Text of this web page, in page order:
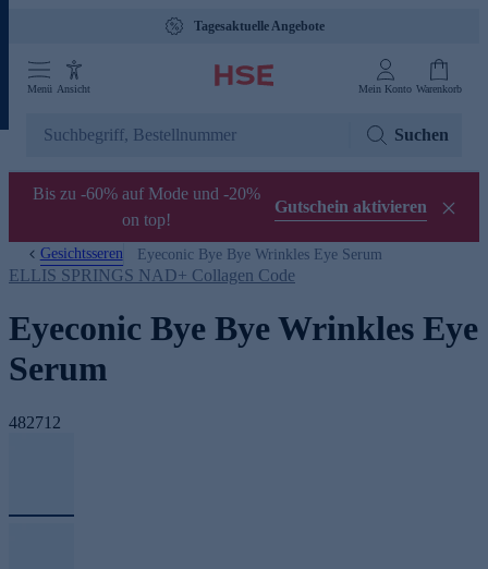
Tagesaktuelle Angebote
Menü Ansicht Mein Konto Warenkorb
Suchen
Bis zu -60% auf Mode und -20%
on top!
Gutschein aktivieren
Gesichtsseren Eyeconic Bye Bye Wrinkles Eye Serum
ELLIS SPRINGS NAD+ Collagen Code
Eyeconic Bye Bye Wrinkles Eye
Serum
482712